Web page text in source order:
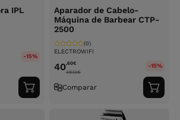
IPL
-15%
Adicionar
ao
Aparador de Cabelo-
Máquina de Barbear CTP-
2500
ELECTROWIFI
(0)
40,60€
49.13€
-15%
Comparar
ao